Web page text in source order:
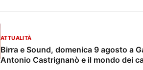
ATTUALITÀ
Birra e Sound, domenica 9 agosto a
Antonio Castrignanò e il mondo dei